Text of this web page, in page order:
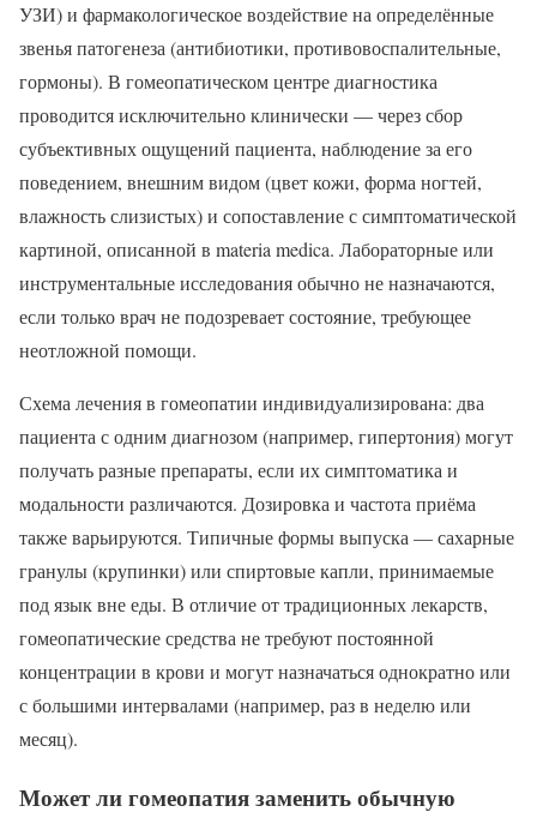
УЗИ) и фармакологическое воздействие на определённые
звенья патогенеза (антибиотики, противовоспалительные,
гормоны). В гомеопатическом центре диагностика
проводится исключительно клинически — через сбор
субъективных ощущений пациента, наблюдение за его
поведением, внешним видом (цвет кожи, форма ногтей,
влажность слизистых) и сопоставление с симптоматической
картиной, описанной в materia medica. Лабораторные или
инструментальные исследования обычно не назначаются,
если только врач не подозревает состояние, требующее
неотложной помощи.
Схема лечения в гомеопатии индивидуализирована: два
пациента с одним диагнозом (например, гипертония) могут
получать разные препараты, если их симптоматика и
модальности различаются. Дозировка и частота приёма
также варьируются. Типичные формы выпуска — сахарные
гранулы (крупинки) или спиртовые капли, принимаемые
под язык вне еды. В отличие от традиционных лекарств,
гомеопатические средства не требуют постоянной
концентрации в крови и могут назначаться однократно или
с большими интервалами (например, раз в неделю или
месяц).
Может ли гомеопатия заменить обычную